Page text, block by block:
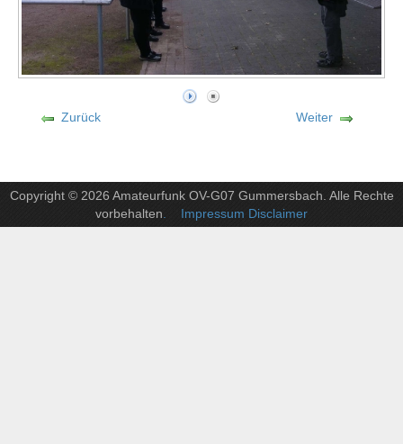
Zurück Weiter
Copyright © 2026 Amateurfunk OV-G07 Gummersbach. Alle Rechte
vorbehalten . Impressum Disclaimer